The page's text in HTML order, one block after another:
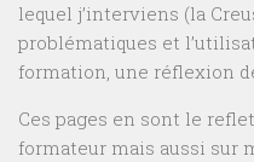
lequel j’interviens (la
problématiques et
formation, une réflexion
Ces pages en sont le
formateur mais aussi sur